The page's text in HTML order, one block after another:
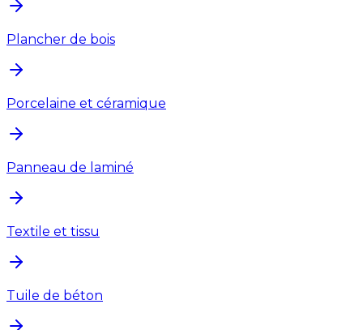
Plancher de bois
Porcelaine et céramique
Panneau de laminé
Textile et tissu
Tuile de béton